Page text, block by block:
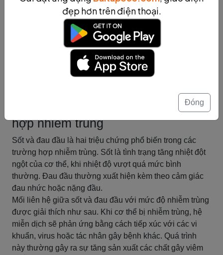
Tuy nhiên, việc phòng ngừa là quan trọng hơn cả. Hiểu
rõ về nguyên nhân, triệu chứng và cách phòng ngừa
nhiễm trùng máu sẽ giúp chúng ta có thể bảo vệ sức
khỏe và tránh những tác động tiêu cực từ nhiễm trùng
Sốt và đau đầu trong các trường
hợp nhiễm trùng
Sốt và đau đầu là hai triệu chứng phổ biến trong các
trường hợp nhiễm trùng. Sốt là tình trạng tăng nhiệt đột
ngột của cơ thể, khi nhiệt độ vượt quá mức bình
thường. Đau đầu thường xuất hiện kèm theo cảm giác
đau nhức hoặc nặng đầu.
Mối liên hệ giữa sốt và đau đầu với mức độ nhiễm trùng
được giải thích như sau. Khi cơ thể bị nhiễm trùng, hệ
miễn dịch sẽ phản ứng bằng cách tiếp xúc với các vi
khuẩn, virus hoặc tác nhân gây bệnh khác. Quá trình
này thường gây ra sự tăng sản xuất các chất gây viêm
đẹp hơn trên điện thoại.
Đóng